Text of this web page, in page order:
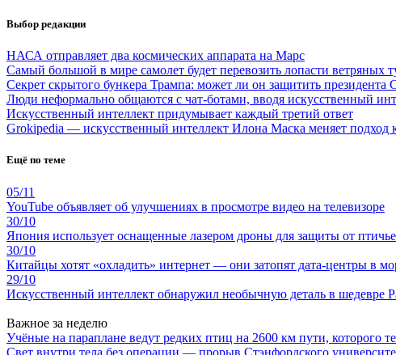
Выбор редакции
НАСА отправляет два космических аппарата на Марс
Самый большой в мире самолет будет перевозить лопасти ветряных
Секрет скрытого бункера Трампа: может ли он защитить
Люди неформально общаются с чат-ботами, вводя искусственный
Искусственный интеллект придумывает каждый третий ответ
Grokipedia — искусственный интеллект Илона Маска меняет подход
Ещё по теме
05/11
YouTube объявляет об улучшениях в просмотре видео на телевизоре
30/10
Япония использует оснащенные лазером дроны для защиты от
30/10
Китайцы хотят «охладить» интернет — они затопят дата-центры в
29/10
Искусственный интеллект обнаружил необычную деталь в шедевре
Важное за неделю
Учёные на параплане ведут редких птиц на 2600 км пути, которого
Свет внутри тела без операции — прорыв Стэнфордского